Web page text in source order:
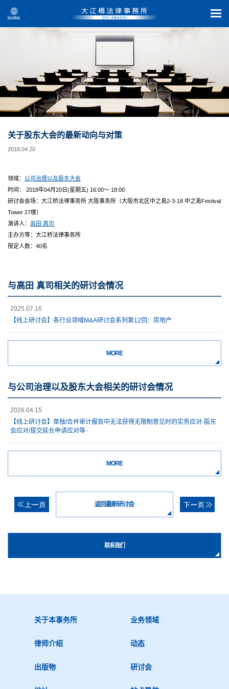
关于股东大会的最新动向与对策
2018.04.20
领域： 公司治理以及股东大会
时间： 2018年04月20日(星期五) 16:00～ 18:00
研讨会会场：大江桥法律事务所 大阪事务所（大阪市北区中之島2-3-18 中之島Festival
Tower 27楼）
演讲人： 高田 真司
主办方等：大江桥法律事务所
限定人数：40名
与高田 真司相关的研讨会情况
2025.07.16
【线上研讨会】各行业领域M&A研讨会系列第12回：房地产
MORE
与公司治理以及股东大会相关的研讨会情况
2026.04.15
【线上研讨会】单独/合并审计报告中无法获得无限制意见时的实务应对-股东
会应对/提交延长申请应对等-
MORE
返回最新研讨会
联系我们
关于本事务所 业务领域
律师介绍 动态
出版物 研讨会